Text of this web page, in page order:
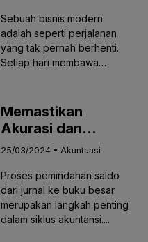
Online untuk Bisnis
Anda
Sebuah bisnis modern
adalah seperti perjalanan
yang tak pernah berhenti.
Setiap hari membawa
Memastikan
Akurasi dan
Keandalan Catatan
Proses
Pemindahan Saldo
Dari Jurnal ke Buku
Besar yang Benar
25/03/2024 • Akuntansi
Proses pemindahan saldo
dari jurnal ke buku besar
merupakan langkah penting
dalam siklus akuntansi....